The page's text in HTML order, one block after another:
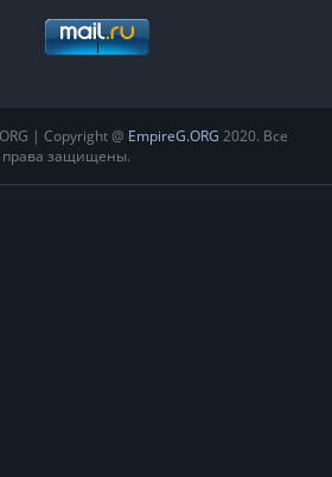
| Copyright @ EmpireG.ORG 2020. Все
права защищены.